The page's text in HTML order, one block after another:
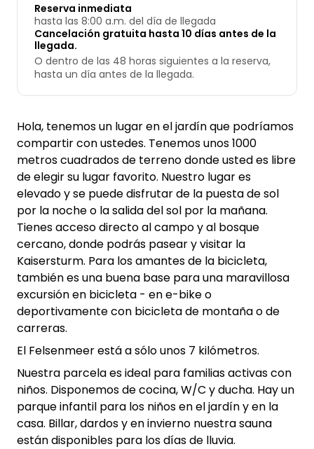
Reserva inmediata
hasta las 8:00 a.m. del día de llegada
Cancelación gratuita hasta 10 días antes de la
llegada.
O dentro de las 48 horas siguientes a la reserva,
hasta un día antes de la llegada.
Hola, tenemos un lugar en el jardín que podríamos
compartir con ustedes. Tenemos unos 1000
metros cuadrados de terreno donde usted es libre
de elegir su lugar favorito. Nuestro lugar es
elevado y se puede disfrutar de la puesta de sol
por la noche o la salida del sol por la mañana.
Tienes acceso directo al campo y al bosque
cercano, donde podrás pasear y visitar la
Kaisersturm. Para los amantes de la bicicleta,
también es una buena base para una maravillosa
excursión en bicicleta - en e-bike o
deportivamente con bicicleta de montaña o de
carreras.
El Felsenmeer está a sólo unos 7 kilómetros.
Nuestra parcela es ideal para familias activas con
niños. Disponemos de cocina, W/C y ducha. Hay un
parque infantil para los niños en el jardín y en la
casa. Billar, dardos y en invierno nuestra sauna
están disponibles para los días de lluvia.